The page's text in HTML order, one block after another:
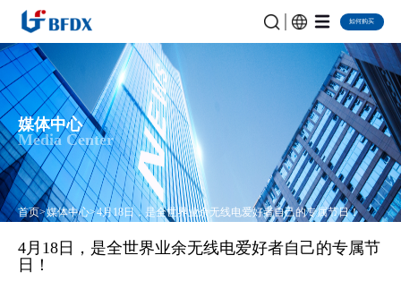
如何购买
媒体中心
Media Center
首页 媒体中心 4月18日，是全世界业余无线电爱好者自己的专属节日！
4月18日，是全世界业余无线电爱好者自己的专属节
日！